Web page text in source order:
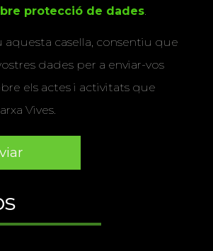
protecció de dades.
aquesta casella, consentiu que
dades per a enviar-vos
els actes i activitats que
Vives.